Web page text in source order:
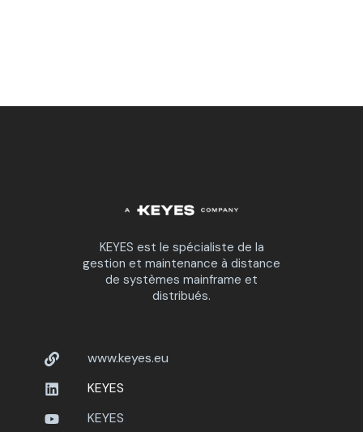
KEYES est le spécialiste de la
gestion et maintenance à distance
de systèmes mainframe et
distribués.
www.keyes.eu
KEYES
KEYES